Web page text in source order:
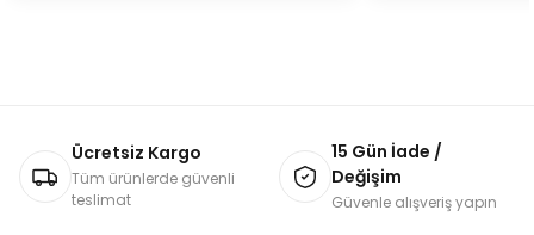
Ücretsiz Kargo
Tüm ürünlerde güvenli
teslimat
15 Gün İade /
Değişim
Güvenle alışveriş yapın